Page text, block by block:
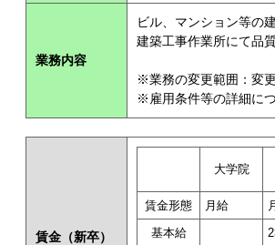
業務内容
ビル、マンション等の
建築工事作業所にて品
※業務の変更範囲：変
※雇用条件等の詳細に
賃金 （新卒）
大学院
賃金形態
月給
基本給